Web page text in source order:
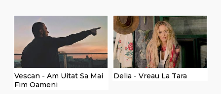
Vescan - Am Uitat Sa Mai
Fim Oameni
Delia - Vreau La Tara